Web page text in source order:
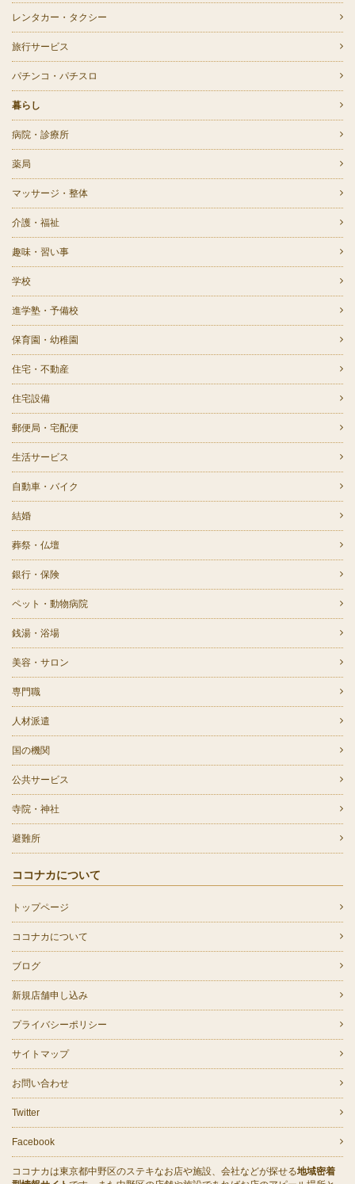
レンタカー・タクシー
旅行サービス
パチンコ・パチスロ
暮らし
病院・診療所
薬局
マッサージ・整体
介護・福祉
趣味・習い事
学校
進学塾・予備校
保育園・幼稚園
住宅・不動産
住宅設備
郵便局・宅配便
生活サービス
自動車・バイク
結婚
葬祭・仏壇
銀行・保険
ペット・動物病院
銭湯・浴場
美容・サロン
専門職
人材派遣
国の機関
公共サービス
寺院・神社
避難所
ココナカについて
トップページ
ココナカについて
ブログ
新規店舗申し込み
プライバシーポリシー
サイトマップ
お問い合わせ
Twitter
Facebook
ココナカは東京都中野区のステキなお店や施設、会社などが探せる地域密着